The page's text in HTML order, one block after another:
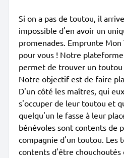
Si on a pas de toutou, il
impossible d'en avoir un
promenades. Emprunte
pour vous ! Notre
permet de trouver un toutou
Notre objectif est de faire
D'un côté les maîtres, qui
s'occuper de leur toutou et
quelqu'un le fasse à leur
bénévoles sont contents de
compagnie d'un toutou. Les
contents d'être chouchoutés